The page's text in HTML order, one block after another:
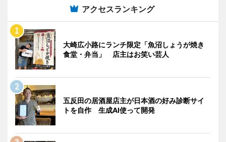
アクセスランキング
大崎広小路にランチ限定「魚沼しょうが焼き
食堂・弁当」 店主はお笑い芸人
五反田の居酒屋店主が日本酒の好み診断サイ
トを自作 生成AI使って開発